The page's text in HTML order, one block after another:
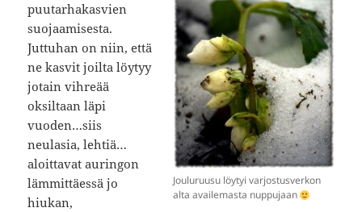
Jouluruusu löytyi varjostusverkon
alta availemasta nuppujaan
puutarhakasvien
suojaamisesta.
Juttuhan on niin, että
ne kasvit joilta löytyy
jotain vihreää
oksiltaan läpi
vuoden…siis
neulasia, lehtiä…
aloittavat auringon
lämmittäessä jo
hiukan,